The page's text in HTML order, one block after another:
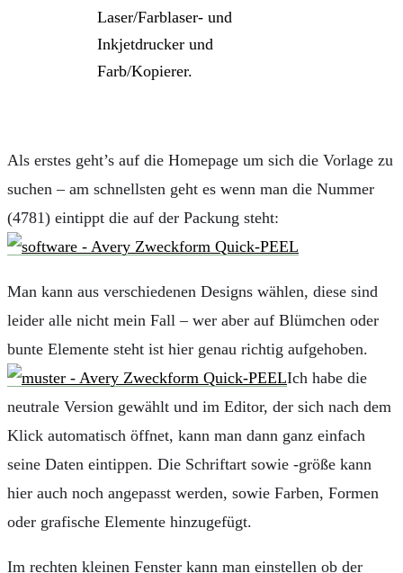
Laser/Farblaser- und
Inkjetdrucker und
Farb/Kopierer.
Als erstes geht’s auf die Homepage um sich die Vorlage zu
suchen – am schnellsten geht es wenn man die Nummer
(4781) eintippt die auf der Packung steht:
Man kann aus verschiedenen Designs wählen, diese sind
leider alle nicht mein Fall – wer aber auf Blümchen oder
bunte Elemente steht ist hier genau richtig aufgehoben.
Ich habe die
neutrale Version gewählt und im Editor, der sich nach dem
Klick automatisch öffnet, kann man dann ganz einfach
seine Daten eintippen. Die Schriftart sowie -größe kann
hier auch noch angepasst werden, sowie Farben, Formen
oder grafische Elemente hinzugefügt.
Im rechten kleinen Fenster kann man einstellen ob der